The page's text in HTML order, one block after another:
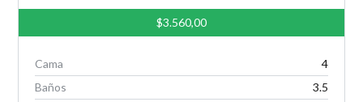
$3.560,00
Cama
4
Baños
3.5